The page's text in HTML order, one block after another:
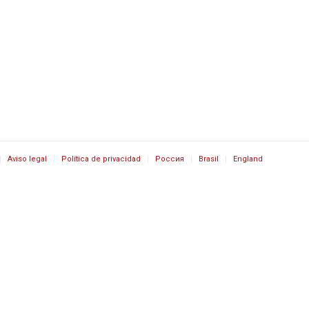
Aviso legal Política de privacidad Россия Brasil England